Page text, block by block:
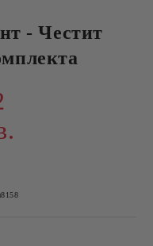
- Честит